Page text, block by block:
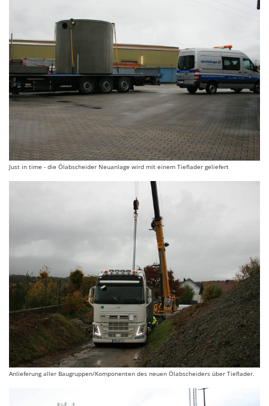
Just in time - die Ölabscheider Neuanlage wird mit einem Tieflader geliefert
Anlieferung aller Baugruppen/Komponenten des neuen Ölabscheiders über Tieflader.